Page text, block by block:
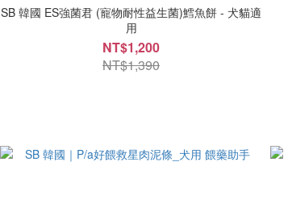
SB 韓國 ES強菌君 (寵物耐性益生菌)鱈魚餅 - 犬貓適
用
NT$1,200
NT$1,390